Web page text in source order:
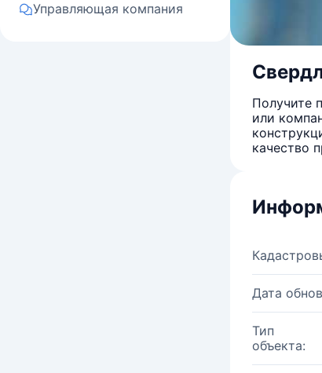
Управляющая компания
Получите
или
качество
Дата
Тип
объекта: